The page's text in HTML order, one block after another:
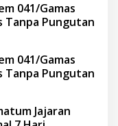
041/Gamas
Tanpa Pungutan
041/Gamas
Tanpa Pungutan
Jajaran